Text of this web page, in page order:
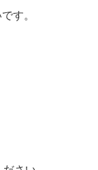
す。